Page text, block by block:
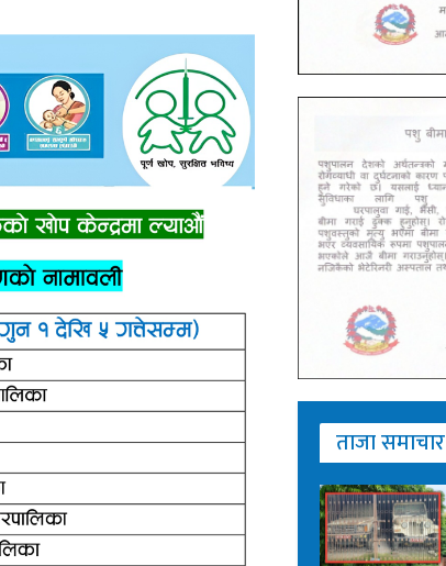
ताजा समाचार